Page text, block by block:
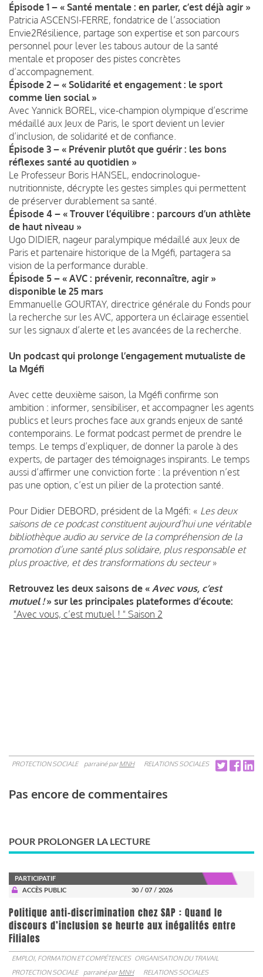
Épisode 1 – « Santé mentale : en parler, c’est déjà agir »
Patricia ASCENSI-FERRE, fondatrice de l’association
Envie2Résilience, partage son expertise et son parcours
personnel pour lever les tabous autour de la santé
mentale et proposer des pistes concrètes
d’accompagnement.
Épisode 2 – « Solidarité et engagement : le sport
comme lien social »
Avec Yannick BOREL, vice-champion olympique d’escrime
médaillé aux Jeux de Paris, le sport devient un levier
d’inclusion, de solidarité et de confiance.
Épisode 3 – « Prévenir plutôt que guérir : les bons
réflexes santé au quotidien »
Le Professeur Boris HANSEL, endocrinologue-
nutritionniste, décrypte les gestes simples qui permettent
de préserver durablement sa santé.
Épisode 4 – « Trouver l’équilibre : parcours d’un athlète
de haut niveau »
Ugo DIDIER, nageur paralympique médaillé aux Jeux de
Paris et partenaire historique de la Mgéfi, partagera sa
vision de la performance durable.
Épisode 5 – « AVC : prévenir, reconnaître, agir »
disponible le 25 mars
Emmanuelle GOURTAY, directrice générale du Fonds pour
la recherche sur les AVC, apportera un éclairage essentiel
sur les signaux d’alerte et les avancées de la recherche.
Un podcast qui prolonge l’engagement mutualiste de
la Mgéfi
Avec cette deuxième saison, la Mgéfi confirme son
ambition : informer, sensibiliser, et accompagner les agents
publics et leurs proches face aux grands enjeux de santé
contemporains. Le format podcast permet de prendre le
temps. Le temps d’expliquer, de donner la parole à des
experts, de partager des témoignages inspirants. Le temps
aussi d’affirmer une conviction forte : la prévention n’est
pas une option, c’est un pilier de la protection santé.
Pour Didier DEBORD, président de la Mgéfi: « Les deux
saisons de ce podcast constituent aujourd’hui une véritable
bibliothèque audio au service de la compréhension de la
promotion d’une santé plus solidaire, plus responsable et
plus proactive, et des transformations du secteur»
Retrouvez les deux saisons de « Avec vous, c’est
mutuel !» sur les principales plateformes d’écoute:
"Avec vous, c’est mutuel ! " Saison 2
PROTECTION SOCIALE parrainé parMNH RELATIONS SOCIALES
Pas encore de commentaires
POUR PROLONGER LA LECTURE
PARTICIPATIF
ACCÈS PUBLIC
30 / 07 / 2026
Politique anti-discrimination chez SAP : Quand le
discours d’inclusion se heurte aux inégalités entre
Filiales
EMPLOI, FORMATION ET COMPÉTENCES ORGANISATION DU TRAVAIL
PROTECTION SOCIALE
parrainé parMNH RELATIONS SOCIALES